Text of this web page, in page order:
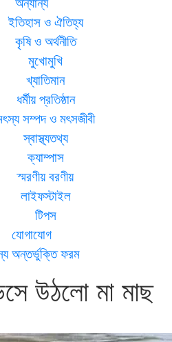
ইতিহাস ও ঐতিহ্য
কৃষি ও অর্থনীতি
মুখোমুখি
খ্যাতিমান
ধর্মীয় প্রতিষ্ঠান
সম্পদ ও মৎসজীবী
স্বাস্থ্যতথ্য
ক্যাম্পাস
স্মরণীয় বরণীয়
লাইফস্টাইল
টিপস
যোগাযোগ
অন্তর্ভুক্তি ফরম
উঠলো মা মাছ